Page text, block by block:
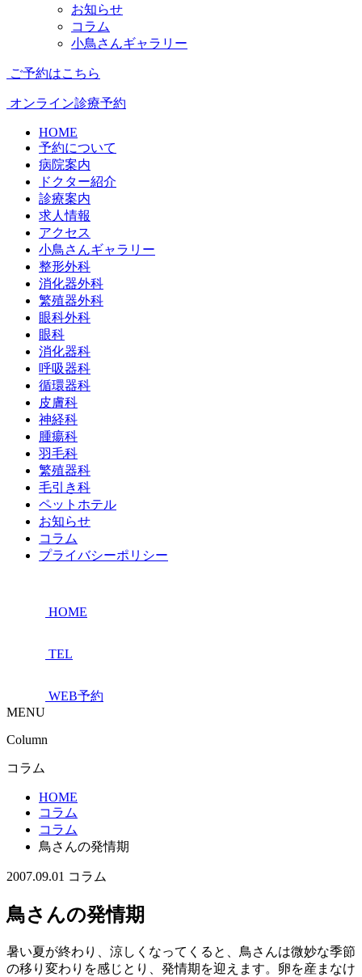
お知らせ
コラム
小鳥さんギャラリー
ご予約はこちら
オンライン診療予約
HOME
予約について
病院案内
ドクター紹介
診療案内
求人情報
アクセス
小鳥さんギャラリー
整形外科
消化器外科
繁殖器外科
眼科外科
眼科
消化器科
呼吸器科
循環器科
皮膚科
神経科
腫瘍科
羽毛科
繁殖器科
毛引き科
ペットホテル
お知らせ
コラム
プライバシーポリシー
HOME
TEL
WEB予約
MENU
Column
コラム
HOME
コラム
コラム
鳥さんの発情期
2007.09.01 コラム
鳥さんの発情期
暑い夏が終わり、涼しくなってくると、鳥さんは微妙な季節
の移り変わりを感じとり、発情期を迎えます。卵を産まなけ